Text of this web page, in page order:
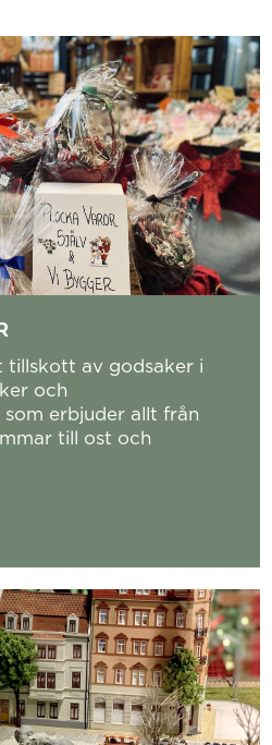
tillskott av godsaker i
och
erbjuder allt från
till ost och